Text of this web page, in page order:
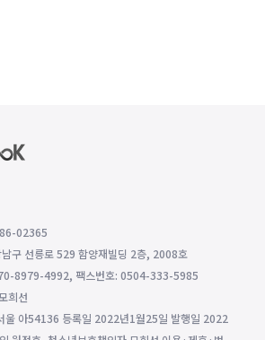
02365
구 선릉로 529 함양재빌딩 2층, 2008호
8979-4992, 팩스번호: 0504-333-5985
희선
울 아54136 등록일 2022년1월25일 발행일 2022